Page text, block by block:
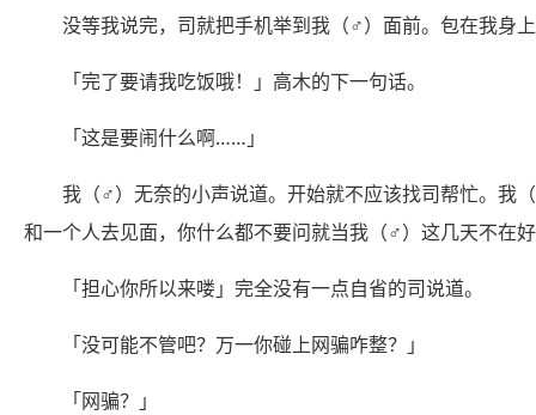
没等我说完，司就把手机举到我（♂）面前。包在我身
「完了要请我吃饭哦！」高木的下一句话。
「这是要闹什么啊……」
我（♂）无奈的小声说道。开始就不应该找司帮忙。我
和一个人去见面，你什么都不要问就当我（♂）这几天不在
「担心你所以来喽」完全没有一点自省的司说道。
「没可能不管吧？万一你碰上网骗咋整？」
「网骗？」